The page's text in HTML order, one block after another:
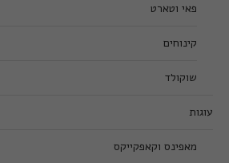
פאי וטארט
קינוחים
שוקולד
עוגות
מאפינס וקאפקייקס